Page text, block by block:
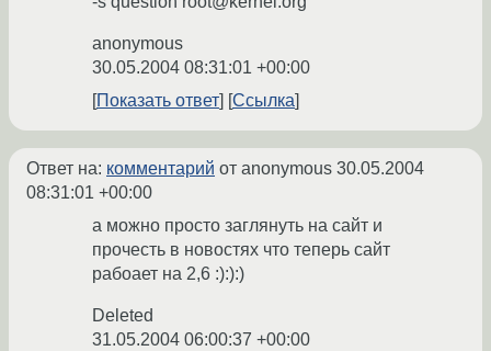
anonymous
30.05.2004 08:31:01 +00:00
Показать ответ
Ссылка
Ответ на: комментарий от anonymous 30.05.2004
08:31:01 +00:00
а можно просто заглянуть на сайт и
прочесть в новостях что теперь сайт
рабоает на 2,6 :):):)
Deleted
31.05.2004 06:00:37 +00:00